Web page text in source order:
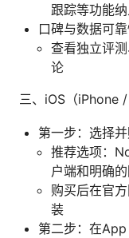
跟踪等功能
口碑与数据可
查看独立评
论
三、iOS（iPhone
第一步：选择
推荐选项：
户端和明确
购买后在官
装
第二步：在